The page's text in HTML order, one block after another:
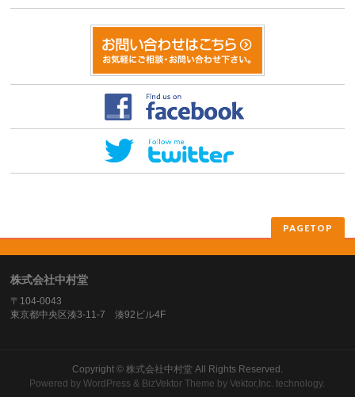
PAGETOP
株式会社中村堂
〒104-0043
東京都中央区湊3-11-7 湊92ビル4F
Copyright © 株式会社中村堂All Rights Reserved.
Powered byWordPress & BizVektor Theme byVektor,Inc. technology.